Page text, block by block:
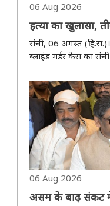
06 Aug 2026
हत्या का खुलासा,
रांची, 06 अगस्त (हि.स.)। रांची जिला के राहे थाना क्षेत्र में हुए
ब्लाइंड मर्डर केस का
खुलासा कर लिया है।
आरोपित सहित तीन को
आरोपितों की निशानदेही
06 Aug 2026
असम के बाढ़ संकट